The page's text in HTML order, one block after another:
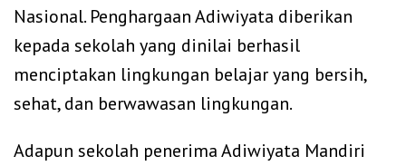
Nasional. Penghargaan Adiwiyata diberikan
kepada sekolah yang dinilai berhasil
menciptakan lingkungan belajar yang bersih,
sehat, dan berwawasan lingkungan.
Adapun sekolah penerima Adiwiyata Mandiri